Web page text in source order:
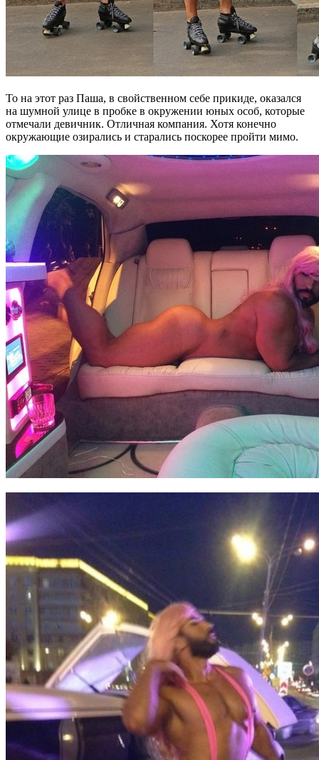
То на этот раз Паша, в свойственном себе прикиде, оказался
на шумной улице в пробке в окружении юных особ, которые
отмечали девичник. Отличная компания. Хотя конечно
окружающие озирались и старались поскорее пройти мимо.